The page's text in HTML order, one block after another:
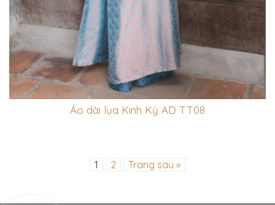
Áo dài lụa Kinh Kỳ AD TT08
1 2 Trang sau »